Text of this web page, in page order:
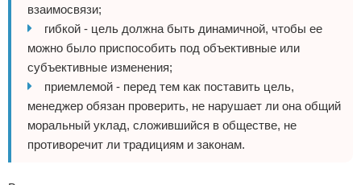
взаимосвязи;
гибкой - цель должна быть динамичной, чтобы ее
можно было приспособить под объективные или
субъективные изменения;
приемлемой - перед тем как поставить цель,
менеджер обязан проверить, не нарушает ли она общий
моральный уклад, сложившийся в обществе, не
противоречит ли традициям и законам.